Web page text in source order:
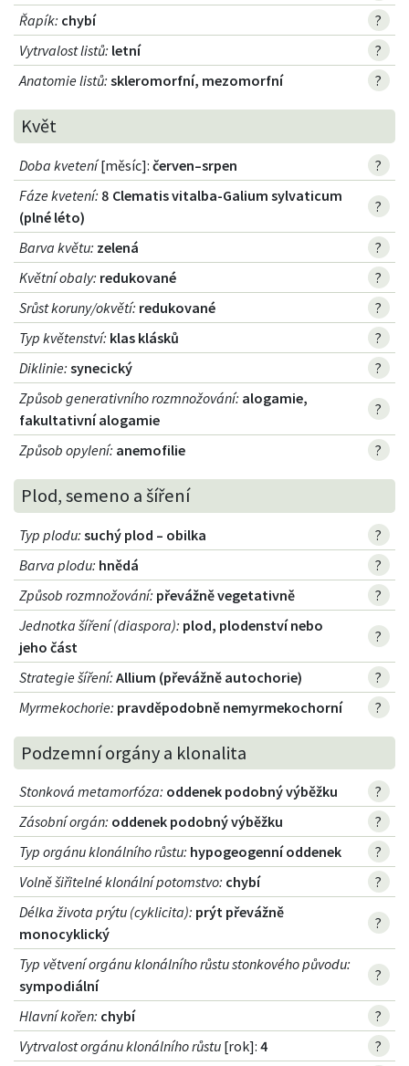
Řapík: chybí
?
Vytrvalost listů: letní
?
Anatomie listů: skleromorfní, mezomorfní ?
Květ
Doba kvetení[měsíc]: červen–srpen
?
Fáze kvetení: 8 Clematis vitalba-Galium sylvaticum
(plné léto)
?
Barva květu: zelená
?
Květní obaly: redukované
?
Srůst koruny/okvětí: redukované
?
Typ květenství: klas klásků
?
Diklinie: synecický
?
Způsob generativního rozmnožování: alogamie,
fakultativní alogamie
?
Způsob opylení: anemofilie ?
Plod, semeno a šíření
Typ plodu: suchý plod – obilka
?
Barva plodu: hnědá
?
Způsob rozmnožování: převážně vegetativně
?
Jednotka šíření (diaspora): plod, plodenství nebo
jeho část
?
Strategie šíření: Allium (převážně autochorie)
?
Myrmekochorie: pravděpodobně nemyrmekochorní ?
Podzemní orgány a klonalita
Stonková metamorfóza: oddenek podobný výběžku
?
Zásobní orgán: oddenek podobný výběžku
?
Typ orgánu klonálního růstu: hypogeogenní oddenek
?
Volně šiřitelné klonální potomstvo: chybí
?
Délka života prýtu (cyklicita): prýt převážně
monocyklický
?
Typ větvení orgánu klonálního růstu stonkového původu:
sympodiální
?
Hlavní kořen: chybí
?
Vytrvalost orgánu klonálního růstu [rok]: 4
?